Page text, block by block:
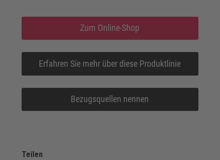
Zum Online-Shop
Erfahren Sie mehr über diese Produktlinie
Bezugsquellen nennen
Teilen